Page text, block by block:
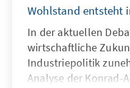
Wohlstand entsteht
In der aktuellen
wirtschaftliche
Industriepolitik
Analyse der Konrad-